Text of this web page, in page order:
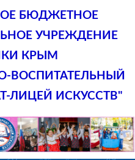
БЮДЖЕТНОЕ
УЧРЕЖДЕНИЕ
КРЫМ
ВОСПИТАТЕЛЬНЫЙ
ЛИЦЕЙ ИСКУССТВ"